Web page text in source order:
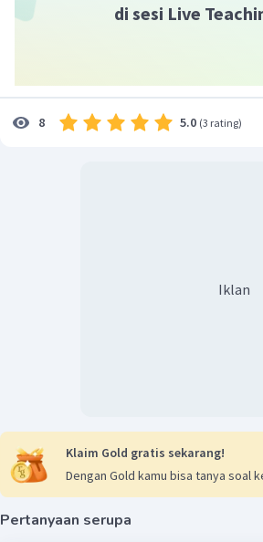
di sesi Live
8 5.0 (3 rating)
Iklan
Klaim Gold gratis sekarang!
Dengan Gold kamu bisa tanya soal
Pertanyaan serupa